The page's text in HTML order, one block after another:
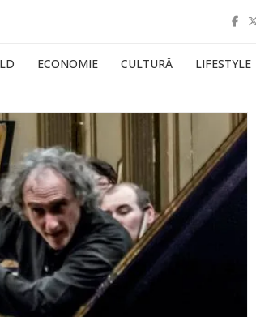
ECONOMIE CULTURĂ LIFESTYLE